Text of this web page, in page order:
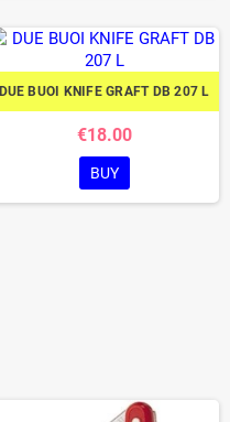
DUE BUOI KNIFE GRAFT DB 207 L
€18.00
BUY